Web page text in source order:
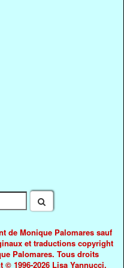
de Monique Palomares sauf
et traductions copyright
Palomares. Tous droits
1996-2026 Lisa Yannucci.